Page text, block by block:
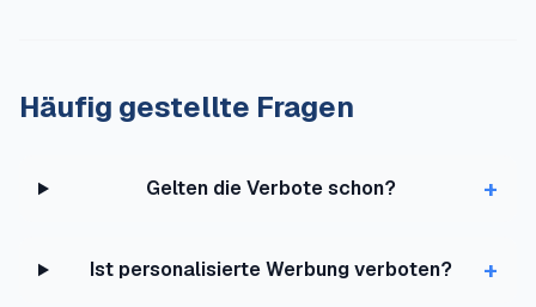
Häufig gestellte Fragen
Gelten die Verbote schon? +
Ist personalisierte Werbung verboten? +